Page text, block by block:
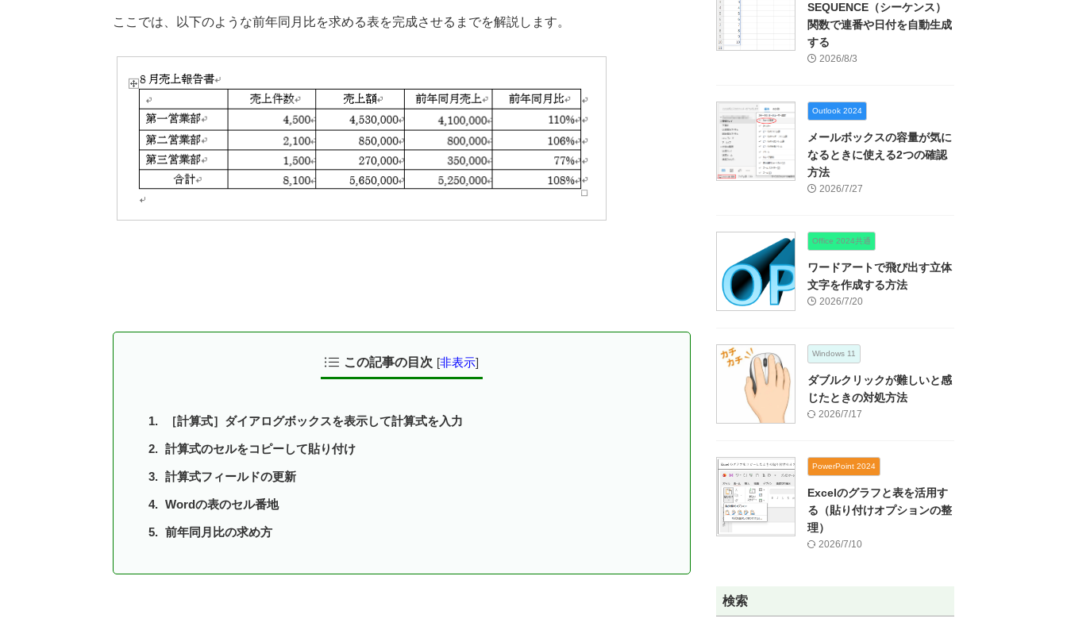
ここでは、以下のような前年同月比を求める表を完成させるまでを解説します。
この記事の目次 [非表示]
［計算式］ダイアログボックスを表示して計算式を入力
計算式のセルをコピーして貼り付け
計算式フィールドの更新
Wordの表のセル番地
前年同月比の求め方
SEQUENCE（シーケンス）
関数で連番や日付を自動生成
する
2026/8/3
Outlook 2024
メールボックスの容量が気に
なるときに使える2つの確認
方法
2026/7/27
Office 2024共通
ワードアートで飛び出す立体
文字を作成する方法
2026/7/20
Windows 11
ダブルクリックが難しいと感
じたときの対処方法
2026/7/17
PowerPoint 2024
Excelのグラフと表を活用す
る（貼り付けオプションの整
理）
2026/7/10
検索